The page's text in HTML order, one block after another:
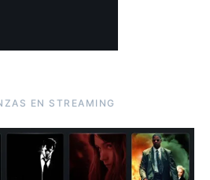
EN STREAMING